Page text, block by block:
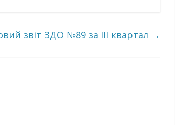
звіт ЗДО №89 за ІІІ квартал →